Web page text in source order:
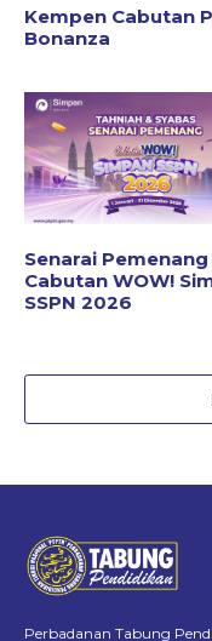
Kempen Cabutan
Bonanza
Senarai Pemenang
Cabutan WOW!
SSPN 2026
Perbadanan Tabung